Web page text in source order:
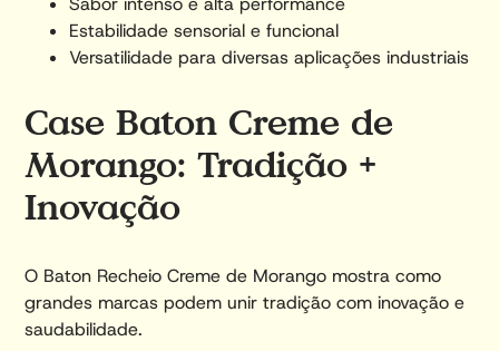
Estabilidade sensorial e funcional
Versatilidade para diversas aplicações industriais
Case Baton Creme de
Morango: Tradição +
Inovação
O Baton Recheio Creme de Morango mostra como
grandes marcas podem unir tradição com inovação e
saudabilidade.